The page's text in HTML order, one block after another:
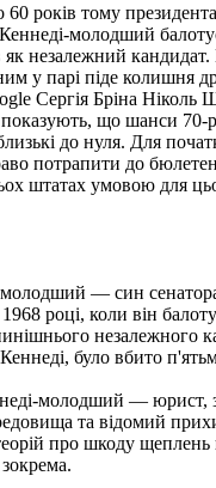
60 років тому
молодший
як незалежний
у парі піде колишня
Сергія Бріна Ніколь
що шанси 70-
до нуля. Для
потрапити до
штатах умовою для
— син
році, коли він
незалежного
було вбито
молодший — юрист,
та відомий
про шкоду щеплень